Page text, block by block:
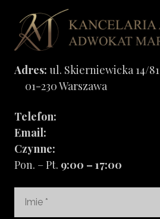
Adres: ul. Skierniewicka 14/81
01-230 Warszawa
Telefon:
Email:
Czynne:
Pon. – Pt. 9:00 – 17:00